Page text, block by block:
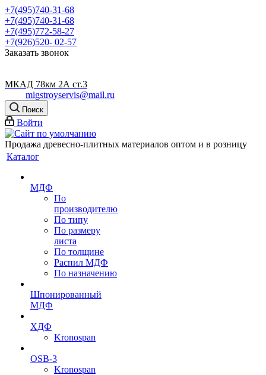
+7(495)740-31-68
+7(495)740-31-68
+7(495)772-58-27
+7(926)520- 02-57
Заказать звонок
МКАД 78км 2А ст.3
migstroyservis@mail.ru
Поиск
Войти
Продажа древесно-плитных материалов оптом и в розницу
Каталог
МДФ
По
производителю
По типу
По размеру
листа
По толщине
Распил МДФ
По назначению
Шпонированный
МДФ
ХДФ
Kronospan
OSB-3
Kronospan